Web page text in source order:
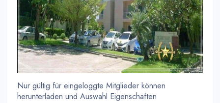
Nur gültig für eingeloggte Mitglieder können
herunterladen und Auswahl Eigenschaften